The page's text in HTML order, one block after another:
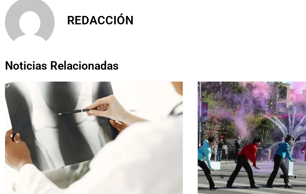
REDACCIÓN
Noticias Relacionadas